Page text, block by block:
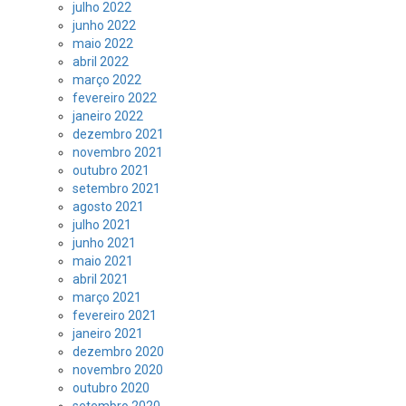
julho 2022
junho 2022
maio 2022
abril 2022
março 2022
fevereiro 2022
janeiro 2022
dezembro 2021
novembro 2021
outubro 2021
setembro 2021
agosto 2021
julho 2021
junho 2021
maio 2021
abril 2021
março 2021
fevereiro 2021
janeiro 2021
dezembro 2020
novembro 2020
outubro 2020